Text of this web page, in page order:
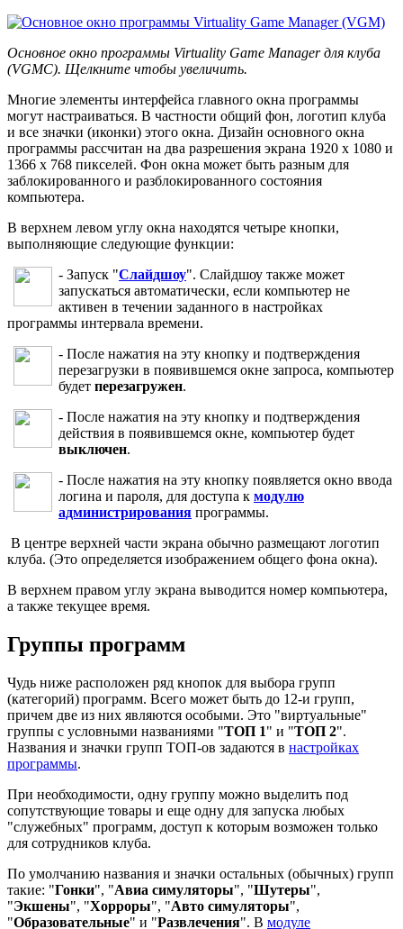
Основное окно программы Virtuality Game Manager для клуба
(VGMC). Щелкните чтобы увеличить.
Многие элементы интерфейса главного окна программы
могут настраиваться. В частности общий фон, логотип клуба
и все значки (иконки) этого окна. Дизайн основного окна
программы рассчитан на два разрешения экрана 1920 x 1080 и
1366 x 768 пикселей. Фон окна может быть разным для
заблокированного и разблокированного состояния
компьютера.
В верхнем левом углу окна находятся четыре кнопки,
выполняющие следующие функции:
- Запуск "Слайдшоу". Слайдшоу также может
запускаться автоматически, если компьютер не
активен в течении заданного в настройках
программы интервала времени.
- После нажатия на эту кнопку и подтверждения
перезагрузки в появившемся окне запроса, компьютер
будет перезагружен.
- После нажатия на эту кнопку и подтверждения
действия в появившемся окне, компьютер будет
выключен.
- После нажатия на эту кнопку появляется окно ввода
логина и пароля, для доступа к модулю
администрирования программы.
В центре верхней части экрана обычно размещают логотип
клуба. (Это определяется изображением общего фона окна).
В верхнем правом углу экрана выводится номер компьютера,
а также текущее время.
Группы программ
Чудь ниже расположен ряд кнопок для выбора групп
(категорий) программ. Всего может быть до 12-и групп,
причем две из них являются особыми. Это "виртуальные"
группы с условными названиями "ТОП 1" и "ТОП 2".
Названия и значки групп ТОП-ов задаются в настройках
программы.
При необходимости, одну группу можно выделить под
сопутствующие товары и еще одну для запуска любых
"служебных" программ, доступ к которым возможен только
для сотрудников клуба.
По умолчанию названия и значки остальных (обычных) групп
такие: "Гонки", "Авиа симуляторы", "Шутеры",
"Экшены", "Хорроры", "Авто симуляторы",
"Образовательные" и "Развлечения". В модуле